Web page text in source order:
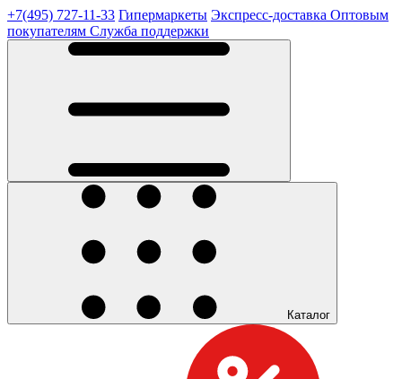
+7(495) 727-11-33 Гипермаркеты Экспресс-доставка Оптовым
покупателям Служба поддержки
Каталог